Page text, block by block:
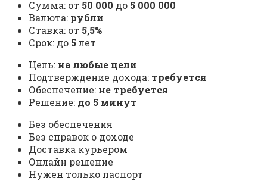
Сумма: от 50 000 до 5 000 000
Валюта: рубли
Ставка: от 5,5%
Срок: до 5лет
Цель: на любые цели
Подтверждение дохода: требуется
Обеспечение: не требуется
Решение: до 5 минут
Без обеспечения
Без справок о доходе
Доставка курьером
Онлайн решение
Нужен только паспорт